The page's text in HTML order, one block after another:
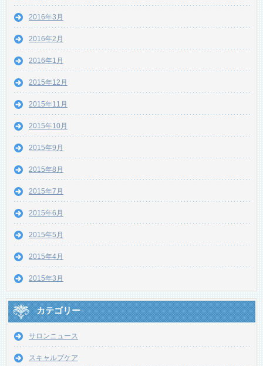
2016年3月
2016年2月
2016年1月
2015年12月
2015年11月
2015年10月
2015年9月
2015年8月
2015年7月
2015年6月
2015年5月
2015年4月
2015年3月
カテゴリー
サロンニュース
スキャルプケア